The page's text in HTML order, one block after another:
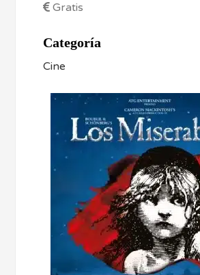
Gratis
Categoría
Cine